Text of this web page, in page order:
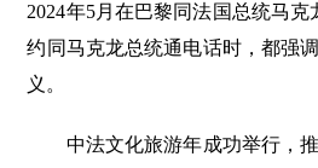
2024年5月在巴黎同法国总统马
约同马克龙总统通电话时，都强
义。
中法文化旅游年成功举行，推